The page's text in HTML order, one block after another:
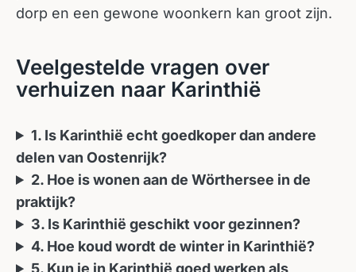
dorp en een gewone woonkern kan groot zijn.
Veelgestelde vragen over
verhuizen naar Karinthië
1. Is Karinthië echt goedkoper dan andere
delen van Oostenrijk?
2. Hoe is wonen aan de Wörthersee in de
praktijk?
3. Is Karinthië geschikt voor gezinnen?
4. Hoe koud wordt de winter in Karinthië?
5. Kun je in Karinthië goed werken als